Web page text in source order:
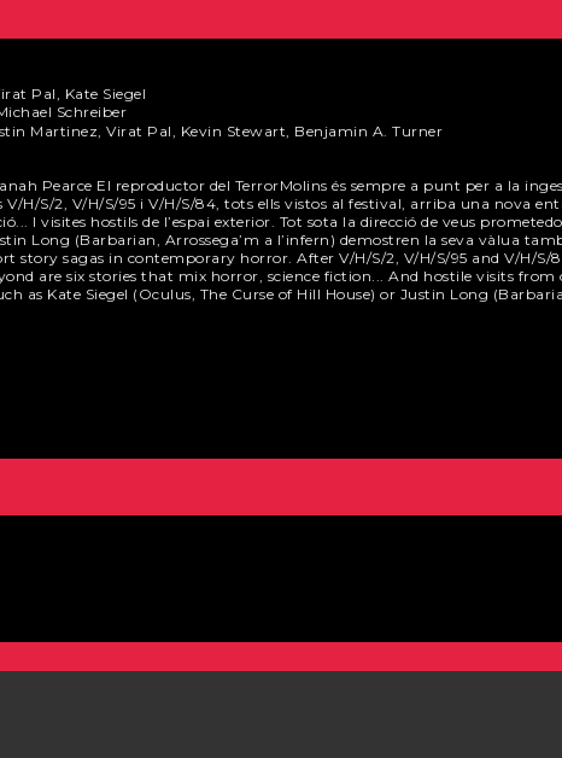
Pal, Kate Siegel
Schreiber
Martinez, Virat Pal, Kevin Stewart, Benjamin A. Turner
Pearce El reproductor del TerrorMolins és sempre a punt per a la
H/S/2, V/H/S/95 i V/H/S/84, tots ells vistos al festival, arriba una nova
I visites hostils de l’espai exterior. Tot sota la direcció de veus
Long (Barbarian, Arrossega’m a l’infern) demostren la seva vàlua
story sagas in contemporary horror. After V/H/S/2, V/H/S/95 and V/H/S/
are six stories that mix horror, science fiction... And hostile visits from
as Kate Siegel (Oculus, The Curse of Hill House) or Justin Long